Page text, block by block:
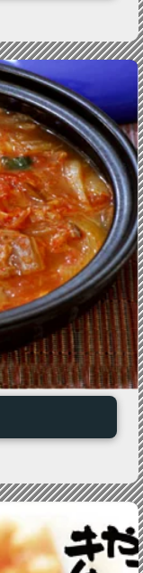
ナキムチチゲレ